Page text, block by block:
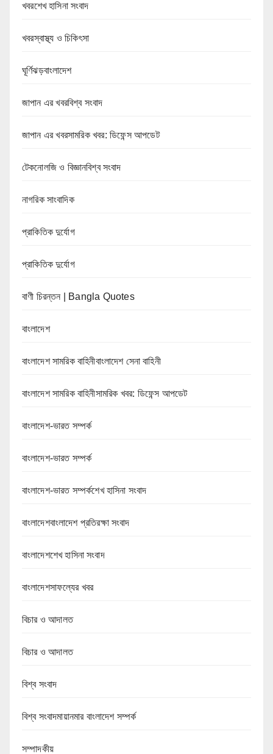
খবরশেখ হাসিনা সংবাদ
খবরস্বাস্থ্য ও চিকিৎসা
ঘূর্ণিঝড়বাংলাদেশ
জাপান এর খবরবিশ্ব সংবাদ
জাপান এর খবরসামরিক খবর: ডিফেন্স আপডেট
টেকনোলজি ও বিজ্ঞানবিশ্ব সংবাদ
নাগরিক সাংবাদিক
প্রাকিতিক দুর্যোগ
প্রাকিতিক দুর্যোগ
বাণী চিরন্তন | Bangla Quotes
বাংলাদেশ
বাংলাদেশ সামরিক বাহিনীবাংলাদেশ সেনা বাহিনী
বাংলাদেশ সামরিক বাহিনীসামরিক খবর: ডিফেন্স আপডেট
বাংলাদেশ-ভারত সম্পর্ক
বাংলাদেশ-ভারত সম্পর্ক
বাংলাদেশ-ভারত সম্পর্কশেখ হাসিনা সংবাদ
বাংলাদেশবাংলাদেশ প্রতিরক্ষা সংবাদ
বাংলাদেশশেখ হাসিনা সংবাদ
বাংলাদেশসাফল্যের খবর
বিচার ও আদালত
বিচার ও আদালত
বিশ্ব সংবাদ
বিশ্ব সংবাদমায়ানমার বাংলাদেশ সম্পর্ক
সম্পাদকীয়